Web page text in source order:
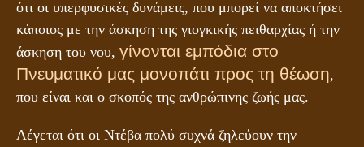
ότι οι υπερφυσικές δυνάμεις, που μπορεί να αποκτήσει
κάποιος με την άσκηση της γιογκικής πειθαρχίας ή την
άσκηση του νου, γίνονται εμπόδια στο
Πνευματικό μας μονοπάτι προς τη θέωση,
που είναι και ο σκοπός της ανθρώπινης ζωής μας.
Λέγεται ότι οι Ντέβα πολύ συχνά ζηλεύουν την